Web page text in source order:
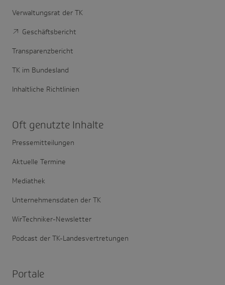
Verwaltungsrat der TK
Geschäftsbericht
Transparenzbericht
TK im Bundesland
Inhaltliche Richtlinien
Oft genutzte Inhalte
Pressemitteilungen
Aktuelle Termine
Mediathek
Unternehmensdaten der TK
WirTechniker-Newsletter
Podcast der TK-Landesvertretungen
Portale